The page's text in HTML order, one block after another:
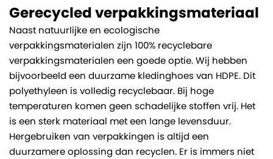
Gerecycled verpakkingsmateriaal
Naast natuurlijke en ecologische
verpakkingsmaterialen zijn 100% recyclebare
verpakkingsmaterialen een goede optie. Wij hebben
bijvoorbeeld een duurzame kledinghoes van HDPE. Dit
polyethyleen is volledig recyclebaar. Bij hoge
temperaturen komen geen schadelijke stoffen vrij. Het
is een sterk materiaal met een lange levensduur.
Hergebruiken van verpakkingen is altijd een
duurzamere oplossing dan recyclen. Er is immers niet